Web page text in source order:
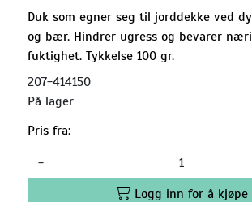
Duk som egner seg til jorddekke ved
og bær. Hindrer ugress og bevarer
fuktighet. Tykkelse 100 gr.
207-414150
På lager
Pris fra:
-
Logg inn for å kjøpe